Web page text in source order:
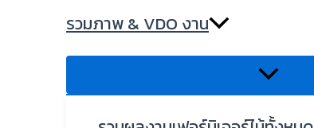
รวมภาพ & VDO งาน